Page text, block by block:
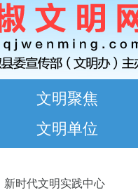
文明聚焦
文明单位
新时代文明实践中心